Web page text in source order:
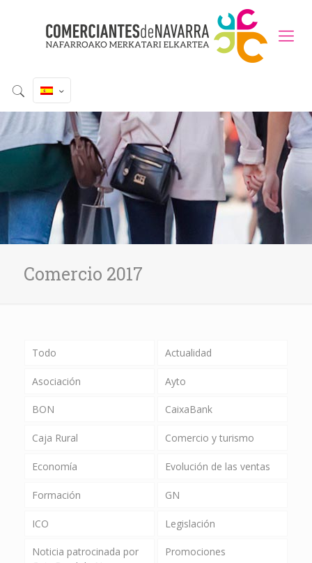
Comercio 2017
Todo Actualidad
Asociación Ayto
BON CaixaBank
Caja Rural Comercio y turismo
Economía Evolución de las ventas
Formación GN
ICO Legislación
Noticia patrocinada por
Promociones